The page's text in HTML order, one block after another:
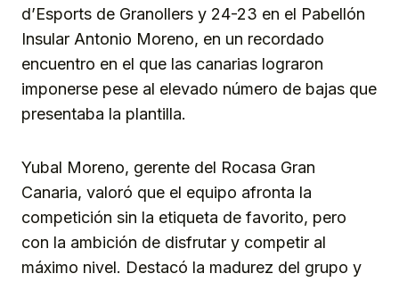
d’Esports de Granollers y 24-23 en el Pabellón
Insular Antonio Moreno, en un recordado
encuentro en el que las canarias lograron
imponerse pese al elevado número de bajas que
presentaba la plantilla.
Yubal Moreno, gerente del Rocasa Gran
Canaria, valoró que el equipo afronta la
competición sin la etiqueta de favorito, pero
con la ambición de disfrutar y competir al
máximo nivel. Destacó la madurez del grupo y